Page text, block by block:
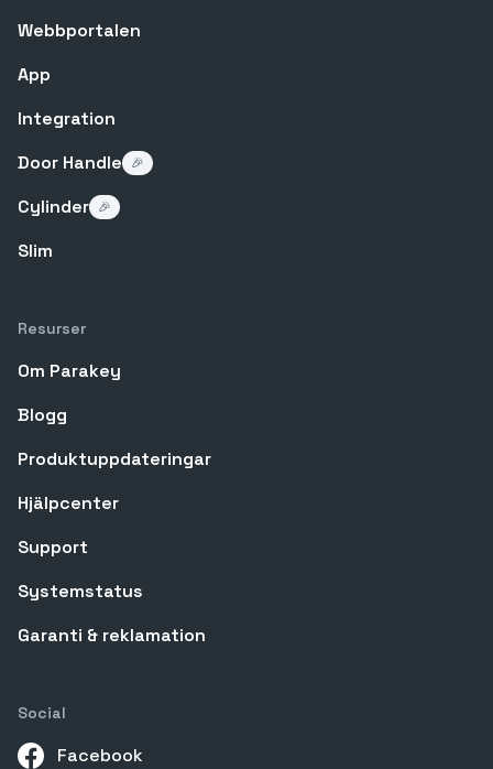
Webbportalen
App
Integration
Door Handle
🎉
Cylinder 🎉
Slim
Resurser
Om Parakey
Blogg
Produktuppdateringar
Hjälpcenter
Support
Systemstatus
Garanti & reklamation
Social
Facebook